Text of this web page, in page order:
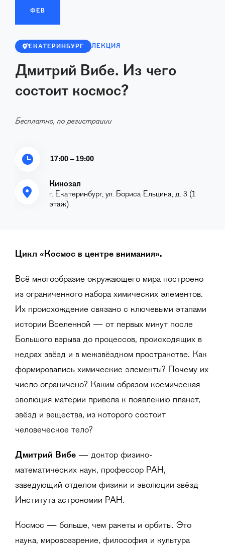
ФЕВ
ЕКАТЕРИНБУРГ ЛЕКЦИЯ
Дмитрий Вибе. Из чего
состоит космос?
Бесплатно, по регистрации
17:00 – 19:00
Кинозал
г. Екатеринбург, ул. Бориса Ельцина, д. 3 (1
этаж)
Цикл «Космос в центре внимания».
Всё многообразие окружающего мира построено
из ограниченного набора химических элементов.
Их происхождение связано с ключевыми этапами
истории Вселенной — от первых минут после
Большого взрыва до процессов, происходящих в
недрах звёзд и в межзвёздном пространстве. Как
формировались химические элементы? Почему их
число ограничено? Каким образом космическая
эволюция материи привела к появлению планет,
звёзд и вещества, из которого состоит
человеческое тело?
Дмитрий Вибе — доктор физико-
математических наук, профессор РАН,
заведующий отделом физики и эволюции звёзд
Института астрономии РАН.
Космос — больше, чем ракеты и орбиты. Это
наука, мировоззрение, философия и культура